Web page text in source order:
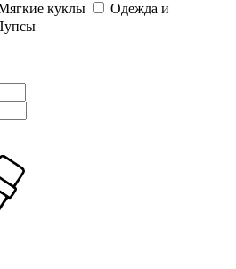
куклы
Одежда и